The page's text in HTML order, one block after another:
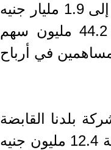
أسهم زيادة رأس المال المصدر من 1.5 مليار جنيه إلى 1.9 مليار جنيه
أي بزيادة قدرها 309.3 مليون جنيه بإصدار عدد 44.2 مليون سهم
في أرباح
بلدنا القابضة
بعدد 14 مليون سهم وبسعر 8.85 جنيه بقيمة إجمالية 12.4 مليون جنيه